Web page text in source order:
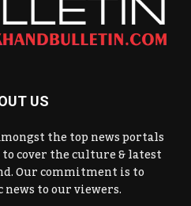
US
the top news portals
cover the culture & latest
Our commitment is to
to our viewers.